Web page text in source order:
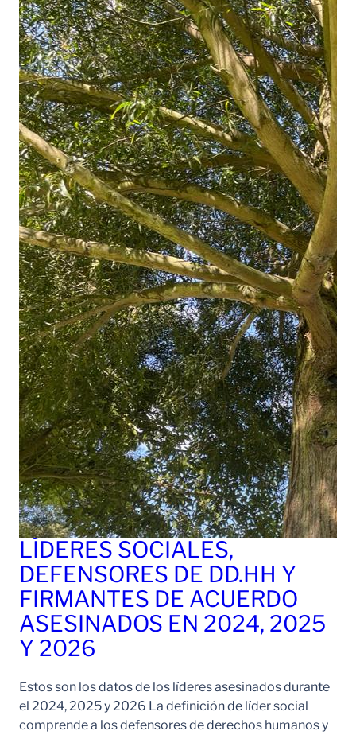
LÍDERES SOCIALES,
DEFENSORES DE DD.HH Y
FIRMANTES DE ACUERDO
ASESINADOS EN 2024, 2025
Y 2026
Estos son los datos de los líderes asesinados durante
el 2024, 2025 y 2026 La definición de líder social
comprende a los defensores de derechos humanos y